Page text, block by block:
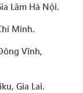
Lâm Hà Nội.
Minh.
Vĩnh,
Gia Lai.